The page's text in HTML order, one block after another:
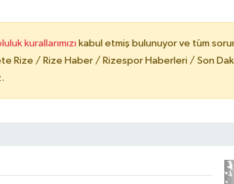
kurallarımızı kabul etmiş bulunuyor ve tüm
Rize / Rize Haber / Rizespor Haberleri / Son